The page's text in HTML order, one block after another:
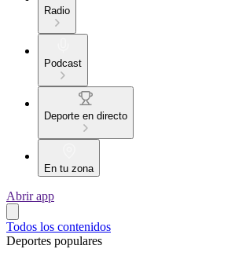
Radio
Podcast
Deporte en directo
En tu zona
Abrir app
Todos los contenidos
Deportes populares